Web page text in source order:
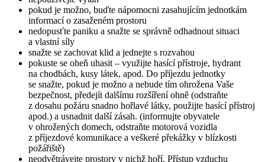
pokud je možno, buďte nápomocni zasahujícím jednotkám
informací o zasaženém prostoru
nedopusťte paniku a snažte se správně odhadnout situaci
a vlastní síly
snažte se zachovat klid a jednejte s rozvahou
pokuste se oheň uhasit – využijte hasící přístroje, hydrant
na chodbách, kusy látek, apod. Do příjezdu jednotky
se snažte, pokud je možno a nebude tím ohrožena Vaše
bezpečnost, předejít dalšímu rozšíření ohně (odstraňte
z dosahu požáru snadno hořlavé látky, použijte hasící přístroj
apod.) a usnadnit další zásah. (informujte obyvatele
v ohrožených domech, odstraňte motorová vozidla
z příjezdové komunikace a veškeré překážky v blízkosti
požářiště)
neodvětrávejte prostory v nichž hoří. Přístup vzduchu